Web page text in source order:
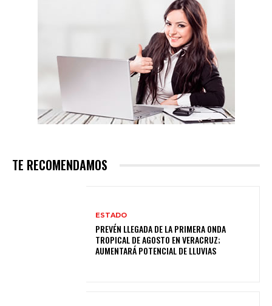
TE RECOMENDAMOS
ESTADO
PREVÉN LLEGADA DE LA PRIMERA ONDA
TROPICAL DE AGOSTO EN VERACRUZ;
AUMENTARÁ POTENCIAL DE LLUVIAS